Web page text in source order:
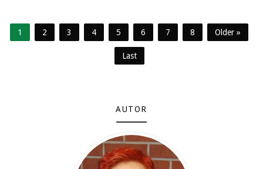
1 2 3 4 5 6 7 8 Older »
Last
AUTOR